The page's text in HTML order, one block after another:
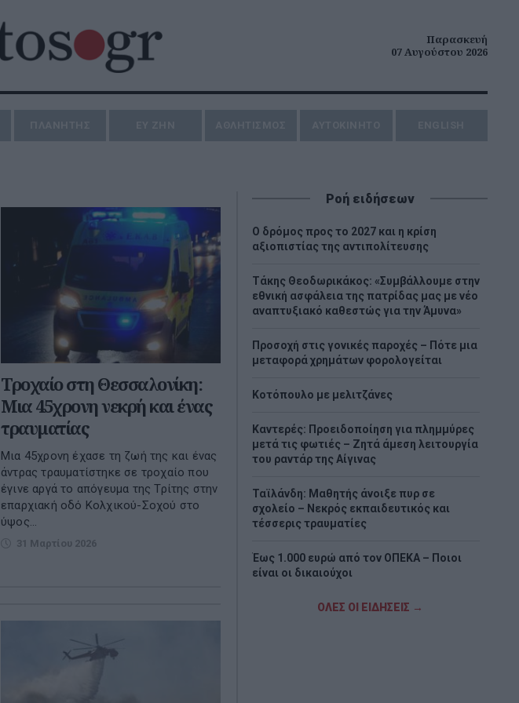
Παρασκευή
07 Αυγούστου 2026
Τροχαίο στη Θεσσαλονίκη:
Μια 45χρονη νεκρή και ένας
τραυματίας
Μια 45χρονη έχασε τη ζωή της και ένας
άντρας τραυματίστηκε σε τροχαίο που
έγινε αργά το απόγευμα της Τρίτης στην
επαρχιακή οδό Κολχικού-Σοχού στο
ύψος...
31 Μαρτίου 2026
Ροή ειδήσεων
Ο δρόμος προς το 2027 και η κρίση
αξιοπιστίας της αντιπολίτευσης
Τάκης Θεοδωρικάκος: «Συμβάλλουμε στην
εθνική ασφάλεια της πατρίδας μας με νέο
αναπτυξιακό καθεστώς για την Άμυνα»
Προσοχή στις γονικές παροχές – Πότε μια
μεταφορά χρημάτων φορολογείται
Κοτόπουλο με μελιτζάνες
Καντερές: Προειδοποίηση για πλημμύρες
μετά τις φωτιές – Ζητά άμεση λειτουργία
του ραντάρ της Αίγινας
Ταϊλάνδη: Μαθητής άνοιξε πυρ σε
σχολείο – Νεκρός εκπαιδευτικός και
τέσσερις τραυματίες
Έως 1.000 ευρώ από τον ΟΠΕΚΑ – Ποιοι
είναι οι δικαιούχοι
Marfin: Απολογείται σήμερα η 46χρονη
ΟΛΕΣ ΟΙ ΕΙΔΗΣΕΙΣ →